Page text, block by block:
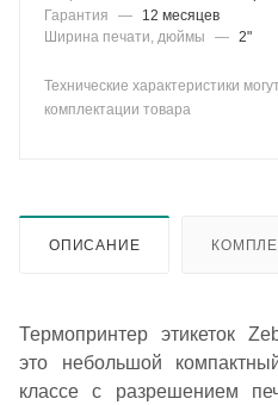
Гарантия
—
12 месяцев
Ширина печати, дюймы
— 2"
Технические характеристики
комплектации товара
ОПИСАНИЕ
Термопринтер этикеток
это небольшой
классе с разрешением